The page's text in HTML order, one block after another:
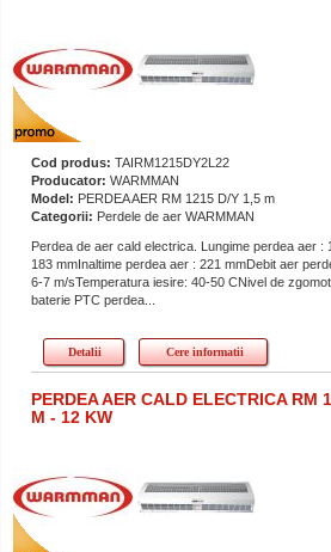
Cod produs: TAIRM1215DY2L22
Producator: WARMMAN
Model: PERDEA AER RM 1215 D/Y 1,5 m
Categorii: Perdele de aer WARMMAN
Perdea de aer cald electrica. Lungime perdea aer :
183 mmInaltime perdea aer : 221 mmDebit aer
6-7 m/sTemperatura iesire: 40-50 CNivel de
baterie PTC perdea...
Detalii Cere informatii
PERDEA AER CALD ELECTRICA RM
M - 12 KW